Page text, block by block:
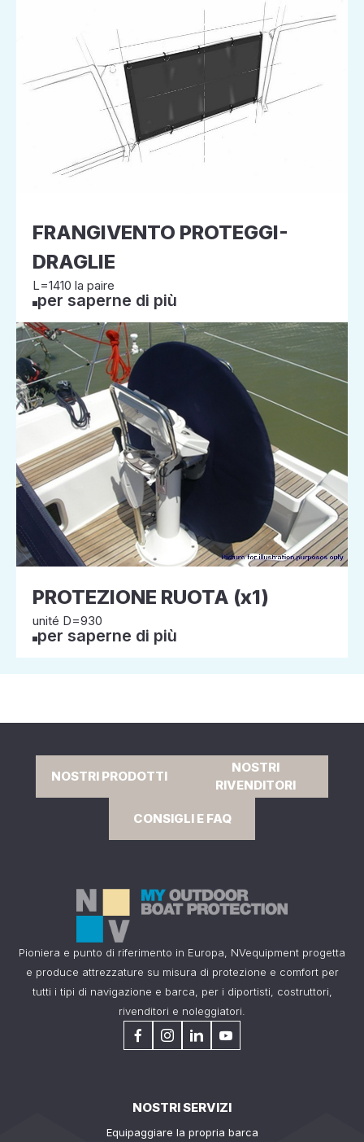
FRANGIVENTO PROTEGGI-
DRAGLIE
L=1410 la paire
per saperne di più
PROTEZIONE RUOTA (x1)
unité D=930
per saperne di più
NOSTRI PRODOTTI
NOSTRI
RIVENDITORI
CONSIGLI E FAQ
Pioniera e punto di riferimento in Europa, NVequipment progetta
e produce attrezzature su misura di protezione e comfort per
tutti i tipi di navigazione e barca, per i diportisti, costruttori,
rivenditori e noleggiatori.
NOSTRI SERVIZI
Equipaggiare la propria barca